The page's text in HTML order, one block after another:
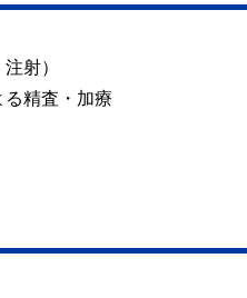
射）
精査・加療